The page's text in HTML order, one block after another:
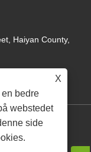
X
bedre
webstedet
side
Haiyan County,